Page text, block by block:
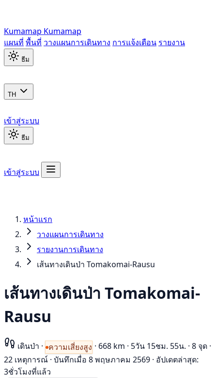
Kumamap Kumamap
แผนที่ พื้นที่ วางแผนการเดินทาง การแจ้งเตือน รายงาน
ธีม
TH
เข้าสู่ระบบ
ธีม
เข้าสู่ระบบ
หน้าแรก
วางแผนการเดินทาง
รายงานการเดินทาง
เส้นทางเดินป่า Tomakomai-Rausu
เส้นทางเดินป่า Tomakomai-
Rausu
เดินป่า · ความเสี่ยงสูง · 668 km · 5วัน 15ชม. 55น. · 8 จุด ·
22 เหตุการณ์ · บันทึกเมื่อ 8 พฤษภาคม 2569 · อัปเดตล่าสุด:
3ชั่วโมงที่แล้ว